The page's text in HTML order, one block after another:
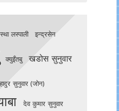
लस्पाली इन्द्रसेन
क्युइँतबु खडोस सुनुवार
सुनुवार (जोन)
देव कुमार सुनुवार